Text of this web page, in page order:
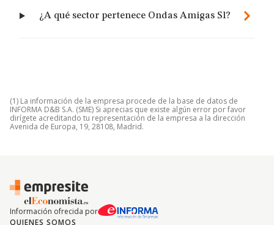
¿A qué sector pertenece Ondas Amigas Sl?
(1) La información de la empresa procede de la base de datos de
INFORMA D&B S.A. (SME) Si aprecias que existe algún error por favor
dirígete acreditando tu representación de la empresa a la dirección
Avenida de Europa, 19, 28108, Madrid.
Información ofrecida por
QUIENES SOMOS